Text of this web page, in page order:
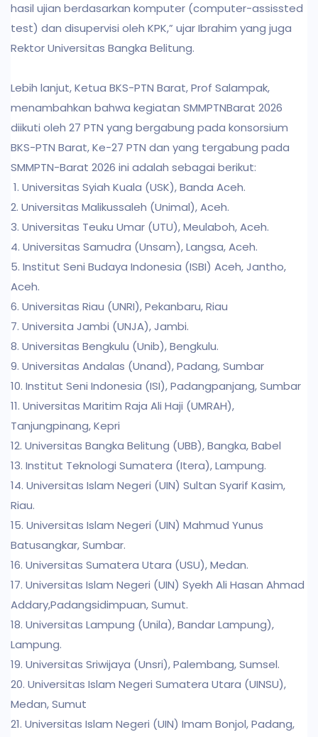
hasil ujian berdasarkan komputer (computer-assissted
test) dan disupervisi oleh KPK,” ujar Ibrahim yang juga
Rektor Universitas Bangka Belitung.
Lebih lanjut, Ketua BKS-PTN Barat, Prof Salampak,
menambahkan bahwa kegiatan SMMPTNBarat 2026
diikuti oleh 27 PTN yang bergabung pada konsorsium
BKS-PTN Barat, Ke-27 PTN dan yang tergabung pada
SMMPTN-Barat 2026 ini adalah sebagai berikut:
1. Universitas Syiah Kuala (USK), Banda Aceh.
2. Universitas Malikussaleh (Unimal), Aceh.
3. Universitas Teuku Umar (UTU), Meulaboh, Aceh.
4. Universitas Samudra (Unsam), Langsa, Aceh.
5. Institut Seni Budaya Indonesia (ISBI) Aceh, Jantho,
Aceh.
6. Universitas Riau (UNRI), Pekanbaru, Riau
7. Universita Jambi (UNJA), Jambi.
8. Universitas Bengkulu (Unib), Bengkulu.
9. Universitas Andalas (Unand), Padang, Sumbar
10. Institut Seni Indonesia (ISI), Padangpanjang, Sumbar
11. Universitas Maritim Raja Ali Haji (UMRAH),
Tanjungpinang, Kepri
12. Universitas Bangka Belitung (UBB), Bangka, Babel
13. Institut Teknologi Sumatera (Itera), Lampung.
14. Universitas Islam Negeri (UIN) Sultan Syarif Kasim,
Riau.
15. Universitas Islam Negeri (UIN) Mahmud Yunus
Batusangkar, Sumbar.
16. Universitas Sumatera Utara (USU), Medan.
17. Universitas Islam Negeri (UIN) Syekh Ali Hasan Ahmad
Addary,Padangsidimpuan, Sumut.
18. Universitas Lampung (Unila), Bandar Lampung),
Lampung.
19. Universitas Sriwijaya (Unsri), Palembang, Sumsel.
20. Universitas Islam Negeri Sumatera Utara (UINSU),
Medan, Sumut
21. Universitas Islam Negeri (UIN) Imam Bonjol, Padang,